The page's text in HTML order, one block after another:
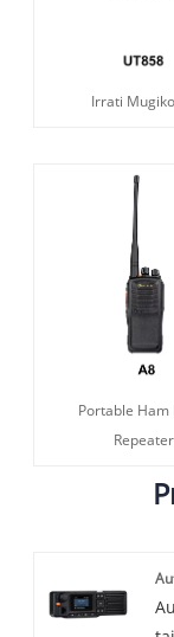
Irrati
Portable Ham
Repeater